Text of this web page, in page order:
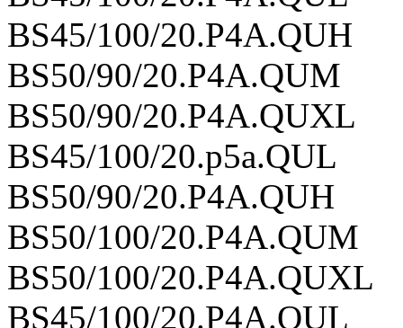
BS45/100/20.P4A.QUH
BS50/90/20.P4A.QUM
BS50/90/20.P4A.QUXL
BS45/100/20.p5a.QUL
BS50/90/20.P4A.QUH
BS50/100/20.P4A.QUM
BS50/100/20.P4A.QUXL
BS45/100/20.P4A.QUL